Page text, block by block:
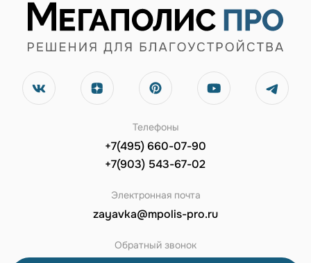
Телефоны
+7(495) 660-07-90
+7(903) 543-67-02
Электронная почта
zayavka@mpolis-pro.ru
Обратный звонок